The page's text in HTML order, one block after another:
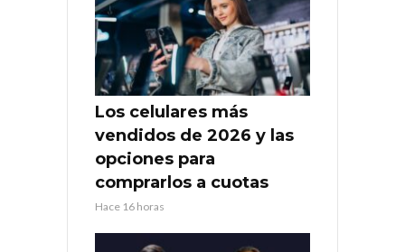
Los celulares más
vendidos de 2026 y las
opciones para
comprarlos a cuotas
Hace 16 horas